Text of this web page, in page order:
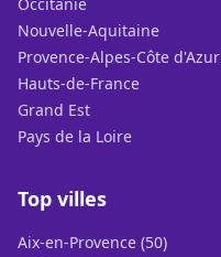
Nouvelle-Aquitaine
Provence-Alpes-Côte d'Azur
Hauts-de-France
Grand Est
Pays de la Loire
Top villes
Aix-en-Provence (50)